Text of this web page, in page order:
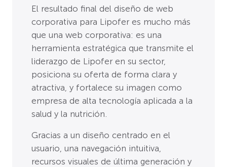
El resultado final del diseño de web
corporativa para Lipofer es mucho más
que una web corporativa: es una
herramienta estratégica que transmite el
liderazgo de Lipofer en su sector,
posiciona su oferta de forma clara y
atractiva, y fortalece su imagen como
empresa de alta tecnología aplicada a la
salud y la nutrición.
Gracias a un diseño centrado en el
usuario, una navegación intuitiva,
recursos visuales de última generación y